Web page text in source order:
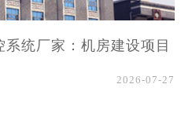
统厂家：机房建设项目
2026-07-27